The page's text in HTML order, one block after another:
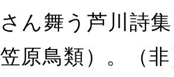
さん舞う芦川詩
笠原鳥類）。（